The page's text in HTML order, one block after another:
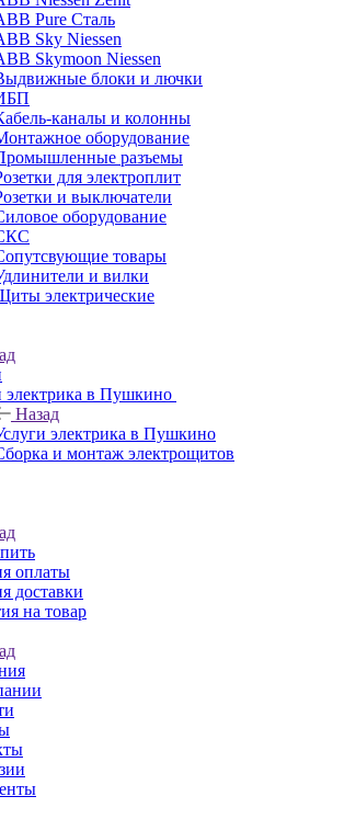
Pure Сталь
Sky Niessen
Skymoon Niessen
блоки и лючки
каналы и колонны
оборудование
разъемы
для электроплит
и выключатели
оборудование
товары
и вилки
электрические
электрика в Пушкино
Назад
электрика в Пушкино
и монтаж электрощитов
оплаты
доставки
на товар